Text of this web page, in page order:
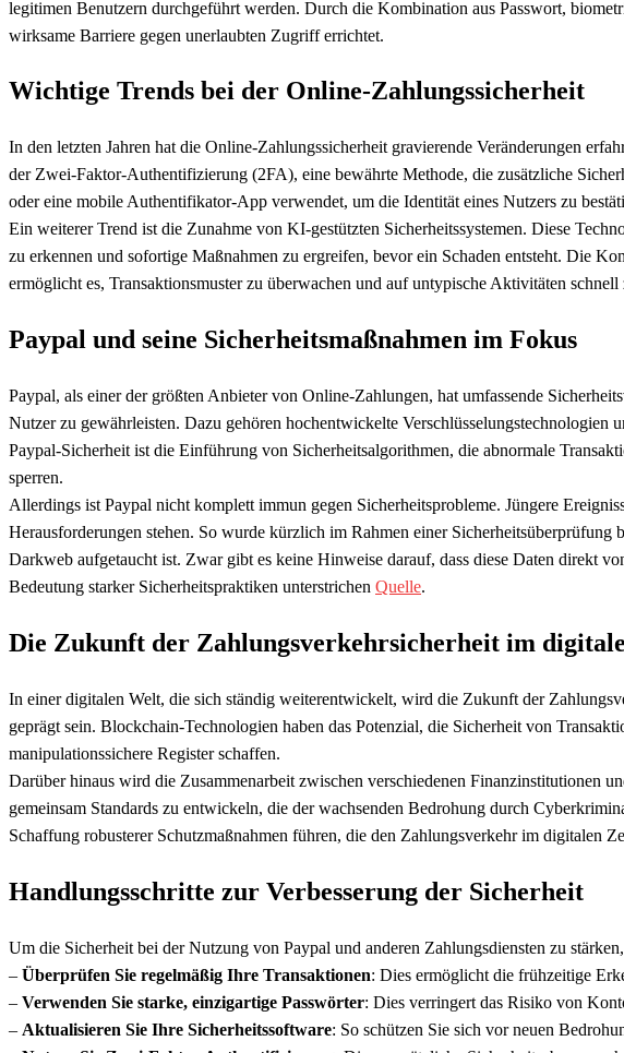
legitimen Benutzern durchgeführt werden. Durch die Kombination aus Passwort,
wirksame Barriere gegen unerlaubten Zugriff errichtet.
Wichtige Trends bei der Online-Zahlungssicherheit
In den letzten Jahren hat die Online-Zahlungssicherheit gravierende Veränderungen
der Zwei-Faktor-Authentifizierung (2FA), eine bewährte Methode, die zusätzliche
oder eine mobile Authentifikator-App verwendet, um die Identität eines Nutzers zu
Ein weiterer Trend ist die Zunahme von KI-gestützten Sicherheitssystemen. Diese
zu erkennen und sofortige Maßnahmen zu ergreifen, bevor ein Schaden entsteht. Die
ermöglicht es, Transaktionsmuster zu überwachen und auf untypische Aktivitäten schnell
Paypal und seine Sicherheitsmaßnahmen im Fokus
Paypal, als einer der größten Anbieter von Online-Zahlungen, hat umfassende
Nutzer zu gewährleisten. Dazu gehören hochentwickelte Verschlüsselungstechnologien
Paypal-Sicherheit ist die Einführung von Sicherheitsalgorithmen, die abnormale
sperren.
Allerdings ist Paypal nicht komplett immun gegen Sicherheitsprobleme. Jüngere
Herausforderungen stehen. So wurde kürzlich im Rahmen einer Sicherheitsüberprüfung
Darkweb aufgetaucht ist. Zwar gibt es keine Hinweise darauf, dass diese Daten direkt
Bedeutung starker Sicherheitspraktiken unterstrichen Quelle.
Die Zukunft der Zahlungsverkehrsicherheit im
In einer digitalen Welt, die sich ständig weiterentwickelt, wird die Zukunft der
geprägt sein. Blockchain-Technologien haben das Potenzial, die Sicherheit von
manipulationssichere Register schaffen.
Darüber hinaus wird die Zusammenarbeit zwischen verschiedenen Finanzinstitutionen
gemeinsam Standards zu entwickeln, die der wachsenden Bedrohung durch
Schaffung robusterer Schutzmaßnahmen führen, die den Zahlungsverkehr im digitalen
Handlungsschritte zur Verbesserung der Sicherheit
Um die Sicherheit bei der Nutzung von Paypal und anderen Zahlungsdiensten zu
– Überprüfen Sie regelmäßig Ihre Transaktionen: Dies ermöglicht die frühzeitige
– Verwenden Sie starke, einzigartige Passwörter: Dies verringert das Risiko von
– Aktualisieren Sie Ihre Sicherheitssoftware: So schützen Sie sich vor neuen